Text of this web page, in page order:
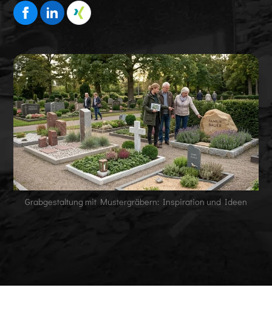
Grabgestaltung mit Mustergräbern: Inspiration und Ideen